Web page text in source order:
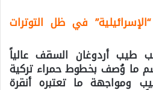
في ظل التوترات
طيب أردوغان السقف عالياً
ما وُصف بخطوط حمراء تركية
ومواجهة ما تعتبره أنقرة